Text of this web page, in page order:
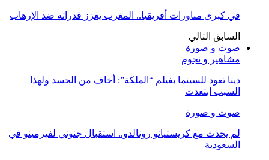
في كبرى مناورات أفريقيا.. المغرب يعزز قدراته ضد الإرهاب
السابق التالي
صوت و صورة
مشاهير و نجوم
دينا تعود للسينما بفيلم “الملكة”: أخاف من الحسد ولهذا
السبب ابتعدت
صوت و صورة
لم يحدث مع كريستيانو رونالدو.. استقبال جنوني لفيرمينو في
السعودية